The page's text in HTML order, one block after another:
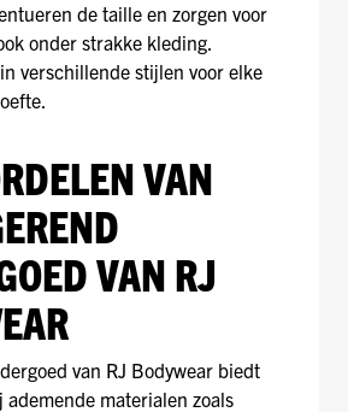
de taille en zorgen voor
onder strakke kleding.
verschillende stijlen voor elke
VAN
VAN RJ
van RJ Bodywear biedt
materialen zoals